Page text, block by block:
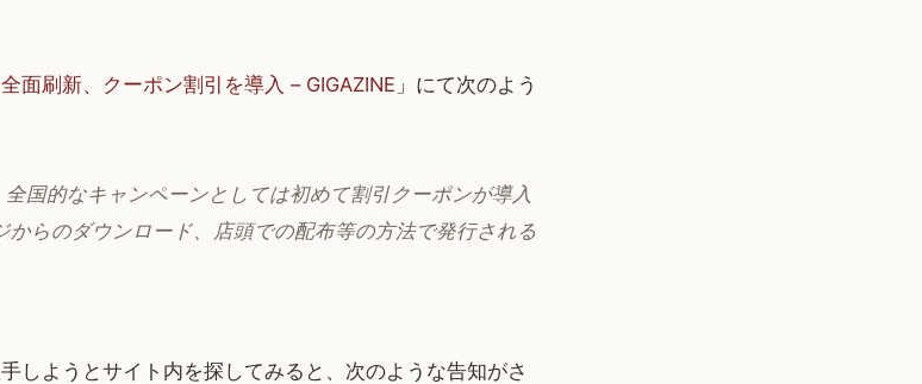
面刷新、クーポン割引を導入 – GIGAZINE 」にて次のよう
国的なキャンペーンとしては初めて割引クーポンが導入
からのダウンロード、店頭での配布等の方法で発行される
しようとサイト内を探してみると、次のような告知がさ